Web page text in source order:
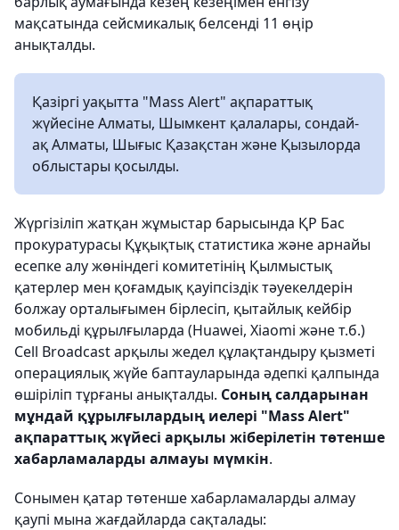
мақсатында сейсмикалық белсенді 11 өңір
анықталды.
Қазіргі уақытта "Mass Alert" ақпараттық
жүйесіне Алматы, Шымкент қалалары, сондай-
ақ Алматы, Шығыс Қазақстан және Қызылорда
облыстары қосылды.
Жүргізіліп жатқан жұмыстар барысында ҚР Бас
прокуратурасы Құқықтық статистика және арнайы
есепке алу жөніндегі комитетінің Қылмыстық
қатерлер мен қоғамдық қауіпсіздік тәуекелдерін
болжау орталығымен бірлесіп, қытайлық кейбір
мобильді құрылғыларда (Huawei, Xiaomi және т.б.)
Cell Broadcast арқылы жедел құлақтандыру қызметі
операциялық жүйе баптауларында әдепкі қалпында
өшіріліп тұрғаны анықталды. Соның салдарынан
мұндай құрылғылардың иелері "Mass Alert"
ақпараттық жүйесі арқылы жіберілетін төтенше
хабарламаларды алмауы мүмкін.
Сонымен қатар төтенше хабарламаларды алмау
қаупі мына жағдайларда сақталады: